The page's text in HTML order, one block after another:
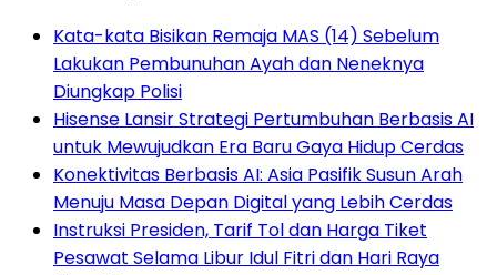
Kata-kata Bisikan Remaja MAS (14) Sebelum
Lakukan Pembunuhan Ayah dan Neneknya
Diungkap Polisi
Hisense Lansir Strategi Pertumbuhan Berbasis AI
untuk Mewujudkan Era Baru Gaya Hidup Cerdas
Konektivitas Berbasis AI: Asia Pasifik Susun Arah
Menuju Masa Depan Digital yang Lebih Cerdas
Instruksi Presiden, Tarif Tol dan Harga Tiket
Pesawat Selama Libur Idul Fitri dan Hari Raya